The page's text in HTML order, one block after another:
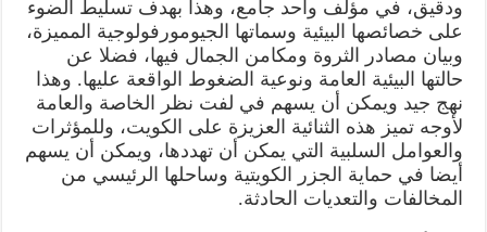
ودقيق، في مؤلف واحد جامع، وهذا بهدف تسليط الضوء
على خصائصها البيئية وسماتها الجيومورفولوجية المميزة،
وبيان مصادر الثروة ومكامن الجمال فيها، فضلا عن
حالتها البيئية العامة ونوعية الضغوط الواقعة عليها. وهذا
نهج جيد ويمكن أن يسهم في لفت نظر الخاصة والعامة
لأوجه تميز هذه الثنائية العزيزة على الكويت، وللمؤثرات
والعوامل السلبية التي يمكن أن تهددها، ويمكن أن يسهم
أيضا في حماية الجزر الكويتية وساحلها الرئيسي من
المخالفات والتعديات الحادثة.